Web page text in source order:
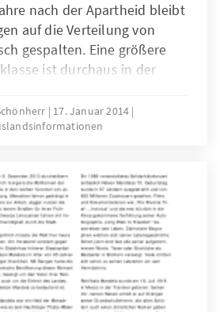
nach der Apartheid bleibt
auf die Verteilung von
gespalten. Eine größere
ist durchaus in der
muss sich dies aber nicht
An
Die vergangenen zwanzig
dass sich ein Großteil
erwies, die
zu beseitigen.
17. Januar 2014